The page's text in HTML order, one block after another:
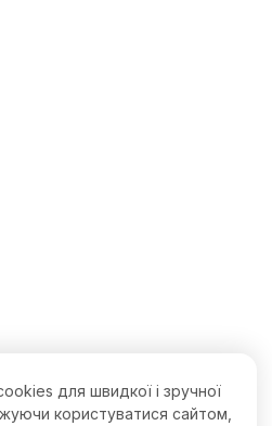
для швидкої і зручної
користуватися сайтом,